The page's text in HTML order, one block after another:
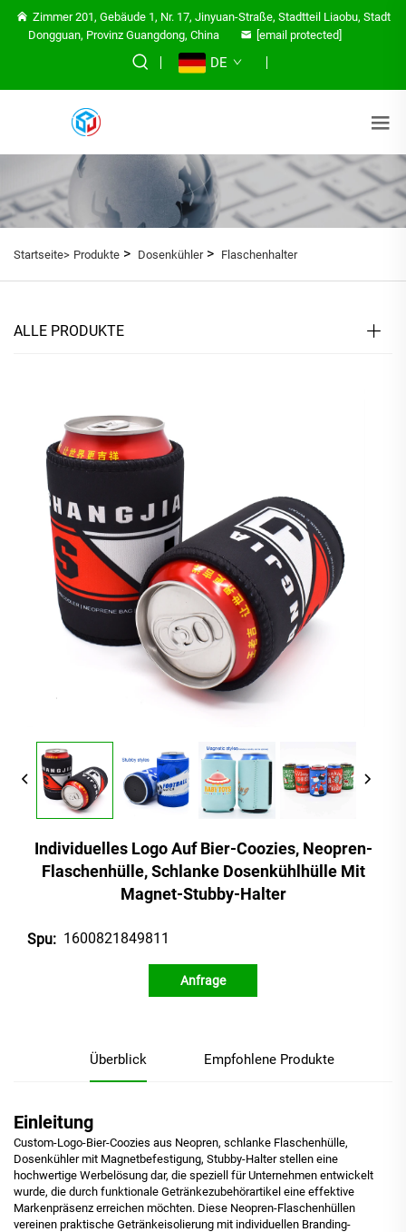
Zimmer 201, Gebäude 1, Nr. 17, Jinyuan-Straße, Stadtteil Liaobu, Stadt
Dongguan, Provinz Guangdong, China
[email protected]
DE
Startseite> Produkte > Dosenkühler> Flaschenhalter
ALLE PRODUKTE
Individuelles Logo Auf Bier-Coozies, Neopren-
Flaschenhülle, Schlanke Dosenkühlhülle Mit
Magnet-Stubby-Halter
Spu: 1600821849811
Anfrage
Überblick Empfohlene Produkte
Einleitung
Custom-Logo-Bier-Coozies aus Neopren, schlanke Flaschenhülle,
Dosenkühler mit Magnetbefestigung, Stubby-Halter stellen eine
hochwertige Werbelösung dar, die speziell für Unternehmen entwickelt
wurde, die durch funktionale Getränkezubehörartikel eine effektive
Markenpräsenz erreichen möchten. Diese Neopren-Flaschenhüllen
vereinen praktische Getränkeisolierung mit individuellen Branding-